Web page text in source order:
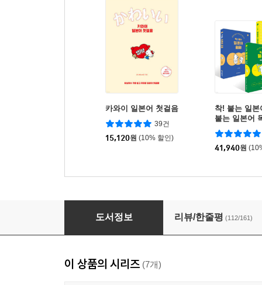
카와이 일본어 첫걸음
39건
15,120원 (10% 할인)
착! 붙는 일
붙는 일본어
착! 붙는 일
트
41,940원
일본어 무작정 따라하기 완전판
도서정보 리뷰/한줄평 (112/161)
이 상품의 시리즈 (7개)